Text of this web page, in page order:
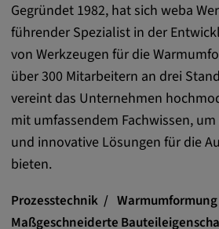
Gegründet 1982, hat sich weba
führender Spezialist in der
von Werkzeugen für die
über 300 Mitarbeitern an drei
vereint das Unternehmen
mit umfassendem Fachwissen,
und innovative Lösungen für die
bieten.
Prozesstechnik
Warmumformung
Maßgeschneiderte
Anbieter:
matterport.com
Zweck:
Diese Cookies werden von
eingebetteten
dienen der Analyse von
Benutzerinteraktionen, der
Werbung.